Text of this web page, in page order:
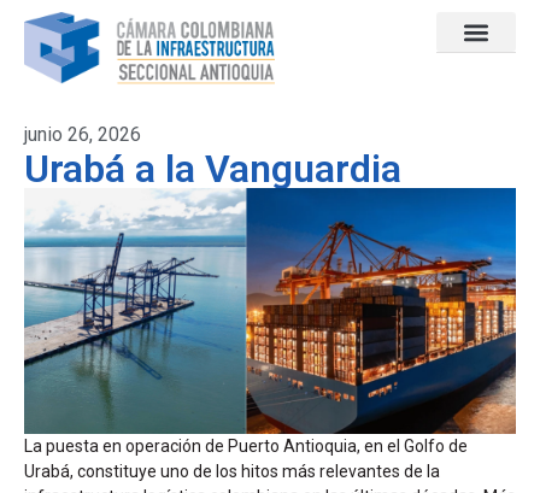
junio 26, 2026
Urabá a la Vanguardia
La puesta en operación de Puerto Antioquia, en el Golfo de
Urabá, constituye uno de los hitos más relevantes de la